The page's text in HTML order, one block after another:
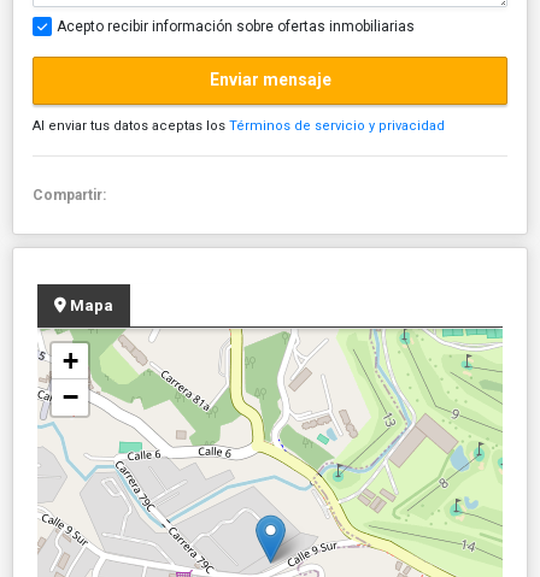
Acepto recibir información sobre ofertas inmobiliarias
Enviar mensaje
Al enviar tus datos aceptas los Términos de servicio y privacidad
Compartir:
Mapa
+
−